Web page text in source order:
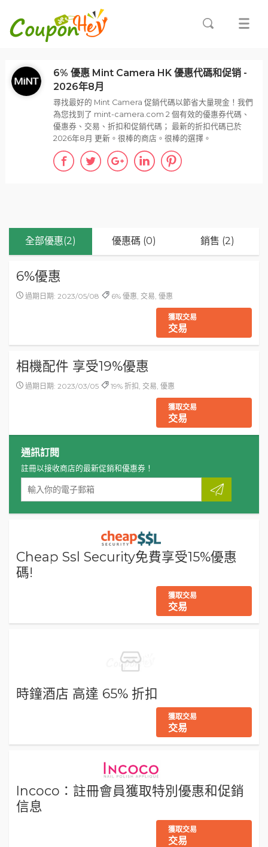
全部優惠(2) 優惠碼 (0) 銷售 (2)
6%優惠
過期日期: 2023/05/08 6% 優惠, 交易, 優惠
獲取交易
交易
相機配件 享受19%優惠
過期日期: 2023/03/05 19% 折扣, 交易, 優惠
獲取交易
交易
通訊訂閱
註冊以接收商店的最新促銷和優惠券！
Cheap Ssl Security免費享受15%優惠
碼!
獲取交易
交易
時鐘酒店 高達 65% 折扣
獲取交易
交易
Incoco：註冊會員獲取特別優惠和促銷
信息
獲取交易
交易
6% 優惠 Mint Camera HK 優惠代碼和促销 -
2026年8月
尋找最好的 Mint Camera 促銷代碼以節省大量現金！我們
為您找到了 mint-camera.com 2 個有效的優惠券代碼、
優惠券、交易、折扣和促銷代碼； 最新的折扣代碼已於
2026年8月 更新。很棒的商店。很棒的選擇。